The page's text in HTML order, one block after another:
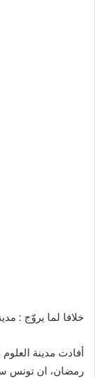
خلافا لما يروّج :
أفادت مدينة